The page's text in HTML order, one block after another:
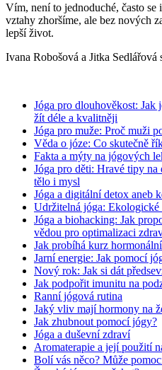
Vím, není to jednoduché, často se
vztahy zhoršíme, ale bez nových
lepší život.
Ivana Robošová a Jitka Sedlářová
Jóga pro dlouhověkost: Jak
žít déle a kvalitněji
Jóga pro muže: Proč muži
Věda o józe: Co skutečně
Fakta a mýty na jógových
Jóga pro děti: Hravé tipy
tělo i mysl
Jóga a digitální detox aneb
Udržitelná jóga:
Jóga a biohacking: Jak
vědou pro optimalizaci
Jak probíhá kurz
Jarní energie: Jak pomocí
Nový rok: Jak si dát
Jak podpořit imunitu na
Ranní jógová rutina
Jaký vliv mají hormony na
Jak zhubnout pomocí jógy?
Jóga a duševní zdraví
Aromaterapie a její použití
Bolí vás něco? Může